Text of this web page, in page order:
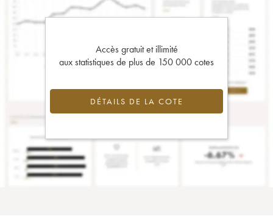
Accès gratuit et illimité
aux statistiques de plus de 150 000 cotes
DÉTAILS DE LA COTE